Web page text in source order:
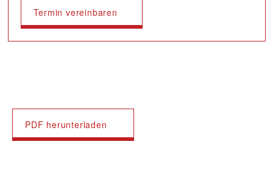
Termin vereinbaren
PDF herunterladen